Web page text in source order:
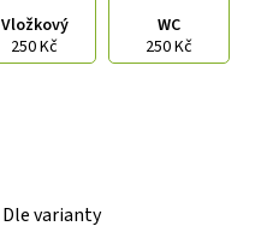
Vložkový
250 Kč
WC
250 Kč
Dle varianty